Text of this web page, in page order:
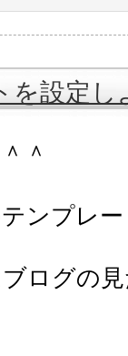
を設定し
＾
ンプレ
ログの